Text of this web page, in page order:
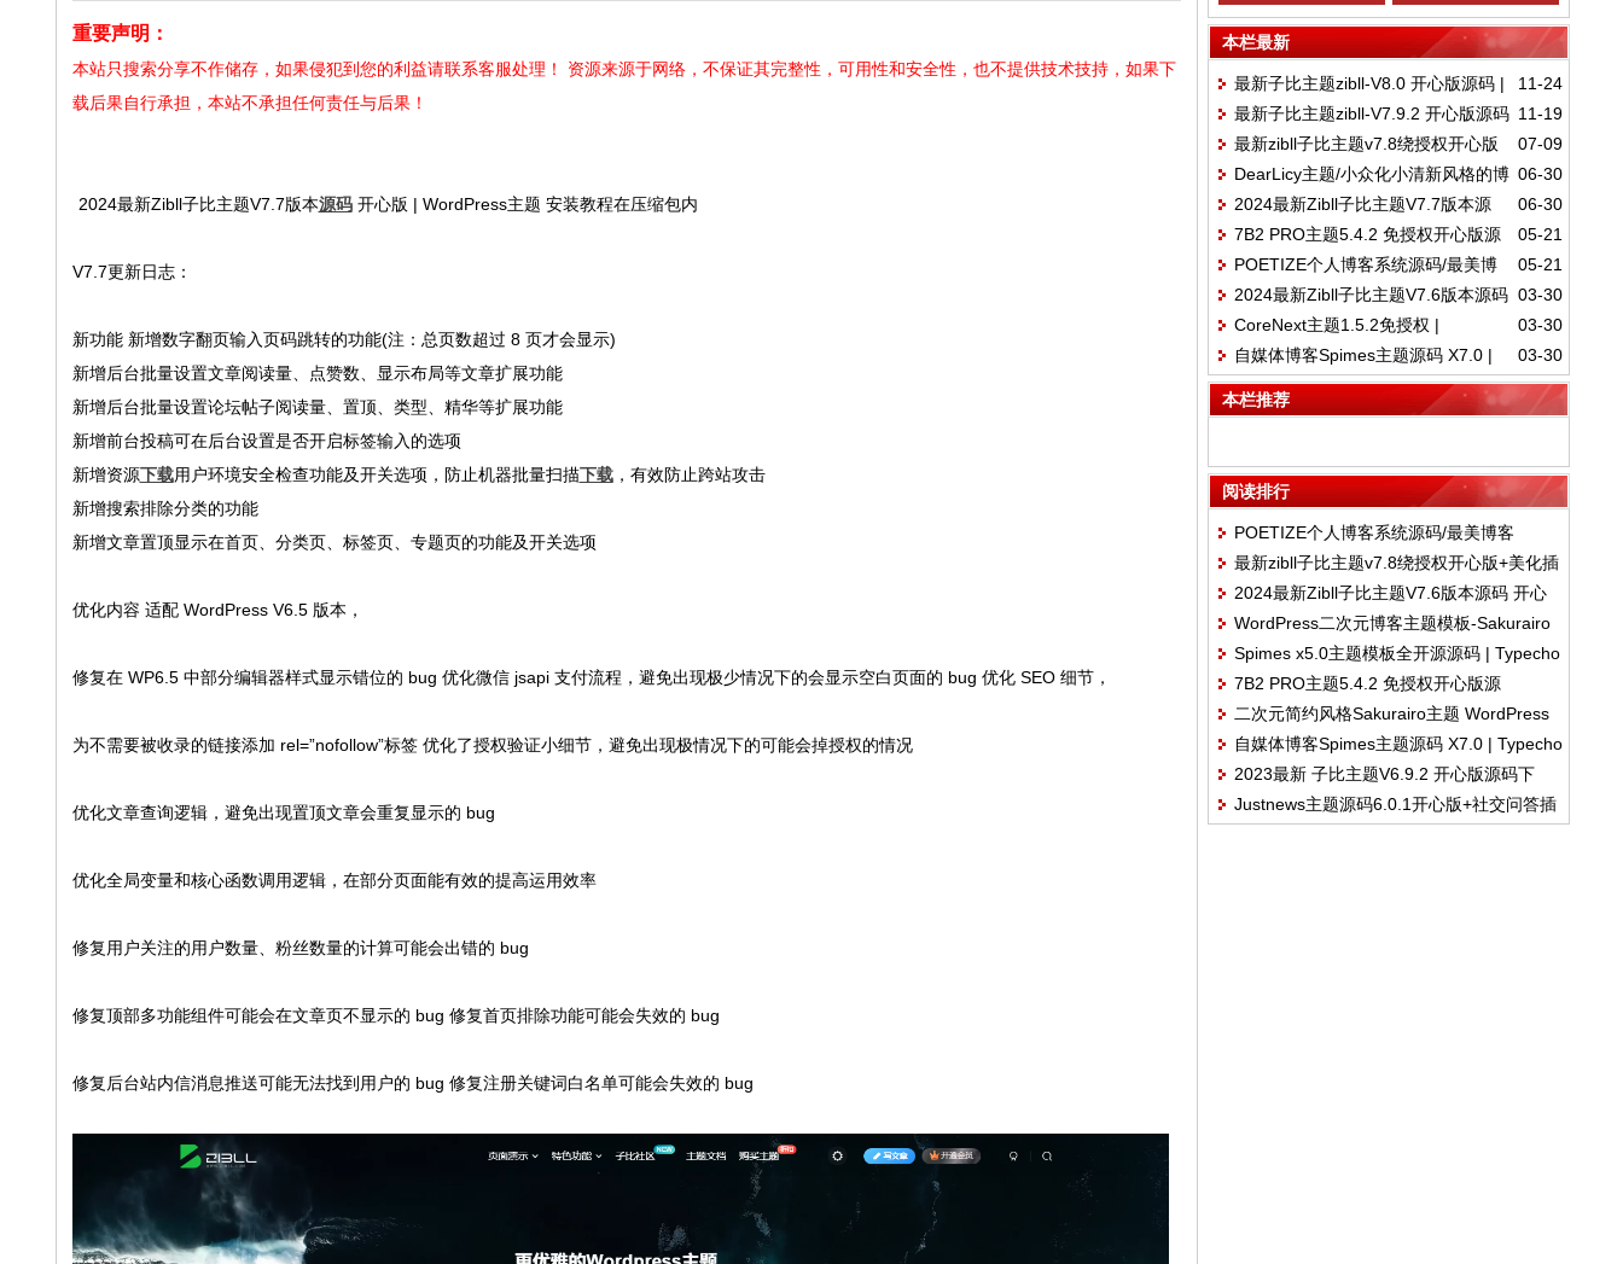
重要声明：
本站只搜索分享不作储存，如果侵犯到您的利益请联系客服处理！ 资源来源于网络，不保证其完整性，可用性和安全性，也不提供技术技持，如果下
载后果自行承担，本站不承担任何责任与后果！
2024最新Zibll子比主题V7.7版本源码开心版 | WordPress主题 安装教程在压缩包内
V7.7更新日志：
新功能 新增数字翻页输入页码跳转的功能(注：总页数超过 8 页才会显示)
新增后台批量设置文章阅读量、点赞数、显示布局等文章扩展功能
新增后台批量设置论坛帖子阅读量、置顶、类型、精华等扩展功能
新增前台投稿可在后台设置是否开启标签输入的选项
新增资源下载用户环境安全检查功能及开关选项，防止机器批量扫描下载，有效防止跨站攻击
新增搜索排除分类的功能
新增文章置顶显示在首页、分类页、标签页、专题页的功能及开关选项
优化内容 适配 WordPress V6.5 版本，
修复在 WP6.5 中部分编辑器样式显示错位的 bug 优化微信 jsapi 支付流程，避免出现极少情况下的会显示空白页面的 bug 优化 SEO 细节，
为不需要被收录的链接添加 rel=”nofollow”标签 优化了授权验证小细节，避免出现极情况下的可能会掉授权的情况
优化文章查询逻辑，避免出现置顶文章会重复显示的 bug
优化全局变量和核心函数调用逻辑，在部分页面能有效的提高运用效率
修复用户关注的用户数量、粉丝数量的计算可能会出错的 bug
修复顶部多功能组件可能会在文章页不显示的 bug 修复首页排除功能可能会失效的 bug
修复后台站内信消息推送可能无法找到用户的 bug 修复注册关键词白名单可能会失效的 bug
本栏最新
11-24
最新子比主题zibll-V8.0 开心版源码 |
WordPress主题源码
11-19
最新子比主题zibll-V7.9.2 开心版源码
| WordPress主题源码
07-09
最新zibll子比主题v7.8绕授权开心版
+美化插件+弹窗插件
06-30
DearLicy主题/小众化小清新风格的博
客主题源码/Typecho主题模版
06-30
2024最新Zibll子比主题V7.7版本源
码/开心版/WordPress主题
05-21
7B2 PRO主题5.4.2 免授权开心版源
码/WordPress主题
05-21
POETIZE个人博客系统源码/最美博
客
03-30
2024最新Zibll子比主题V7.6版本源码
开心版 | WordPress主题
03-30
CoreNext主题1.5.2免授权 |
WordPress主题模板
03-30
自媒体博客Spimes主题源码 X7.0 |
Typecho主题模版
本栏推荐
阅读排行
POETIZE个人博客系统源码/最美博客
最新zibll子比主题v7.8绕授权开心版+美化插
件+弹窗插件
2024最新Zibll子比主题V7.6版本源码 开心
版 | WordPress主题
WordPress二次元博客主题模板-Sakurairo
v2.5.1.1
Spimes x5.0主题模板全开源源码 | Typecho
主题模板
7B2 PRO主题5.4.2 免授权开心版源
码/WordPress主题
二次元简约风格Sakurairo主题 WordPress
主题模板源码
自媒体博客Spimes主题源码 X7.0 | Typecho
主题模版
2023最新 子比主题V6.9.2 开心版源码下
载/WordPress主题 /亲测可用
Justnews主题源码6.0.1开心版+社交问答插